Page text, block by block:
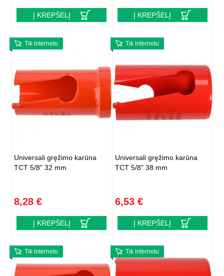
Į KREPŠELĮ Į KREPŠELĮ
Tik internetu
Universali gręžimo karūna
TCT 5/8" 32 mm
8,28 €
Į KREPŠELĮ
Tik internetu
Universali gręžimo karūna
TCT 5/8" 38 mm
6,53 €
Į KREPŠELĮ
Tik internetu Tik internetu